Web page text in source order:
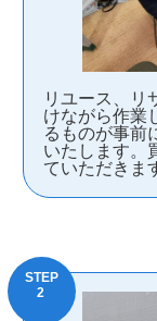
リユース、リ
けながら作業
るものが事前
いたします。
ていただきま